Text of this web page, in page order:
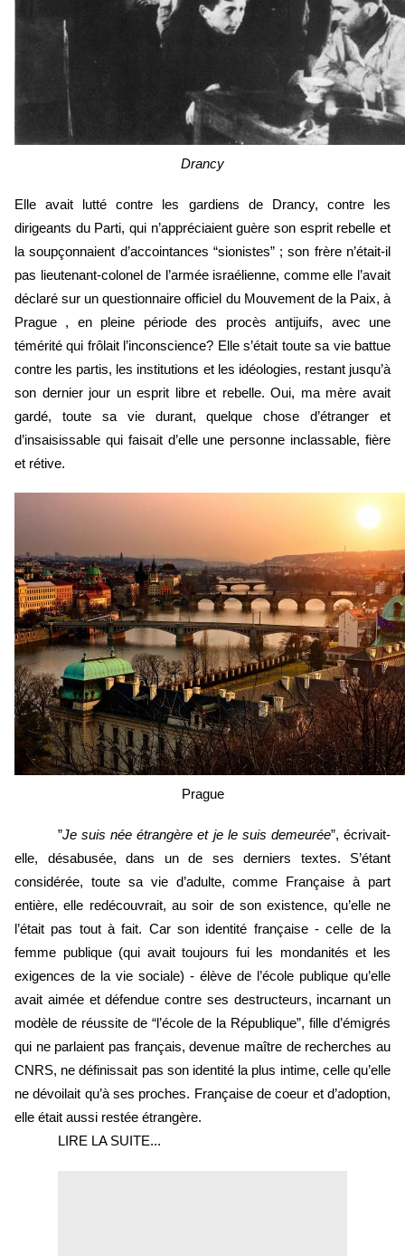
Drancy
Elle avait lutté contre les gardiens de Drancy, contre les
dirigeants du Parti, qui n’appréciaient guère son esprit rebelle et
la soupçonnaient d’accointances “sionistes” ; son frère n’était-il
pas lieutenant-colonel de l’armée israélienne, comme elle l’avait
déclaré sur un questionnaire officiel du Mouvement de la Paix, à
Prague , en pleine période des procès antijuifs, avec une
témérité qui frôlait l’inconscience? Elle s’était toute sa vie battue
contre les partis, les institutions et les idéologies, restant jusqu’à
son dernier jour un esprit libre et rebelle. Oui, ma mère avait
gardé, toute sa vie durant, quelque chose d’étranger et
d’insaisissable qui faisait d’elle une personne inclassable, fière
et rétive.
Prague
”Je suis née étrangère et je le suis demeurée”, écrivait-
elle, désabusée, dans un de ses derniers textes. S’étant
considérée, toute sa vie d’adulte, comme Française à part
entière, elle redécouvrait, au soir de son existence, qu’elle ne
l’était pas tout à fait. Car son identité française - celle de la
femme publique (qui avait toujours fui les mondanités et les
exigences de la vie sociale) - élève de l’école publique qu’elle
avait aimée et défendue contre ses destructeurs, incarnant un
modèle de réussite de “l’école de la République”, fille d’émigrés
qui ne parlaient pas français, devenue maître de recherches au
CNRS, ne définissait pas son identité la plus intime, celle qu’elle
ne dévoilait qu’à ses proches. Française de coeur et d’adoption,
elle était aussi restée étrangère.
LIRE LA SUITE...